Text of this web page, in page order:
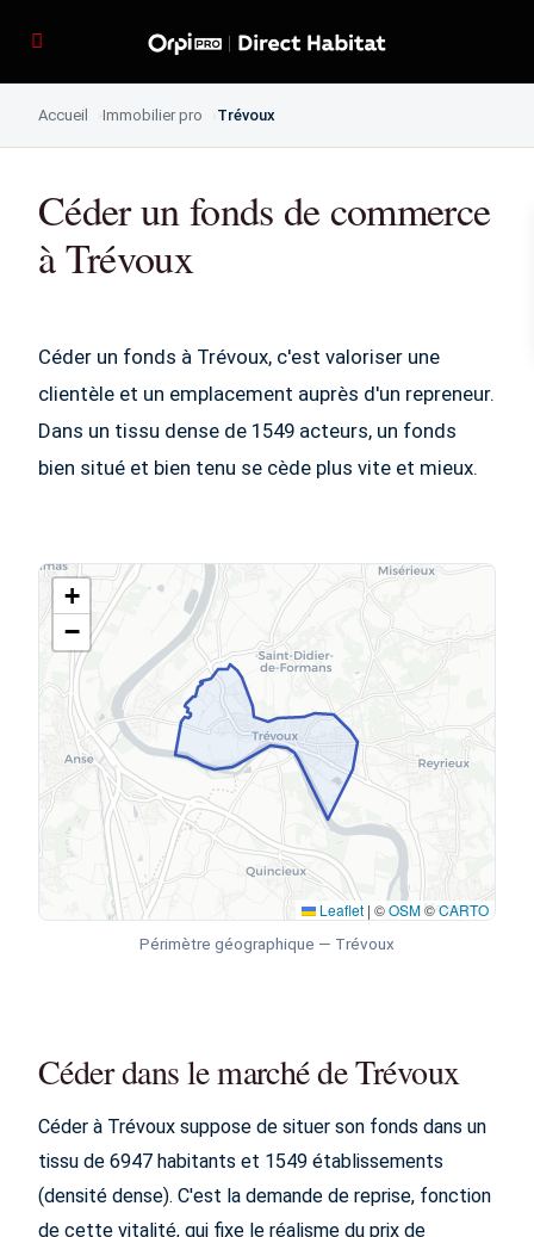
Accueil Immobilier pro Trévoux
Céder un fonds de commerce
à Trévoux
Céder un fonds à Trévoux, c'est valoriser une
clientèle et un emplacement auprès d'un repreneur.
Dans un tissu dense de 1549 acteurs, un fonds
bien situé et bien tenu se cède plus vite et mieux.
+
−
Leaflet | ©OSM©CARTO
Périmètre géographique — Trévoux
Céder dans le marché de Trévoux
Céder à Trévoux suppose de situer son fonds dans un
tissu de 6947 habitants et 1549 établissements
(densité dense). C'est la demande de reprise, fonction
de cette vitalité, qui fixe le réalisme du prix de